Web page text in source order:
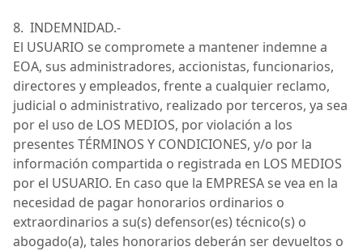
8. INDEMNIDAD.-
El USUARIO se compromete a mantener indemne a
EOA, sus administradores, accionistas, funcionarios,
directores y empleados, frente a cualquier reclamo,
judicial o administrativo, realizado por terceros, ya sea
por el uso de LOS MEDIOS, por violación a los
presentes TÉRMINOS Y CONDICIONES, y/o por la
información compartida o registrada en LOS MEDIOS
por el USUARIO. En caso que la EMPRESAse vea en la
necesidad de pagar honorarios ordinarios o
extraordinarios a su(s) defensor(es) técnico(s) o
abogado(a), tales honorarios deberán ser devueltos o